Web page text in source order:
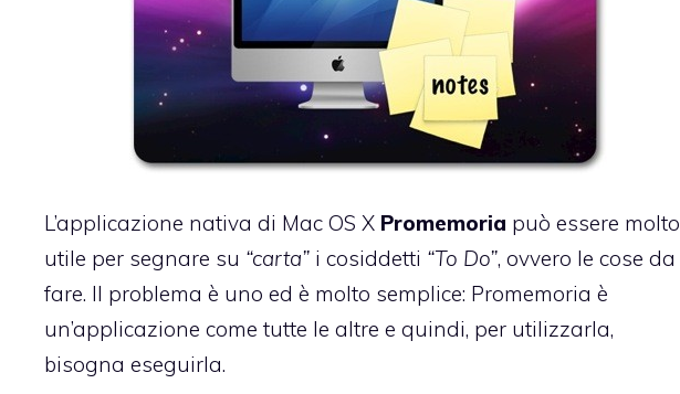
L’applicazione nativa di Mac OS X Promemoria può essere molto
utile per segnare su “carta” i cosiddetti “To Do”, ovvero le cose da
fare. Il problema è uno ed è molto semplice: Promemoria è
un’applicazione come tutte le altre e quindi, per utilizzarla,
bisogna eseguirla.